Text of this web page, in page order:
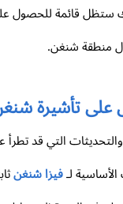
قائمة للحصول على
شنغن.
شنغن
التي قد تطرأ على
لـفيزا شنغن